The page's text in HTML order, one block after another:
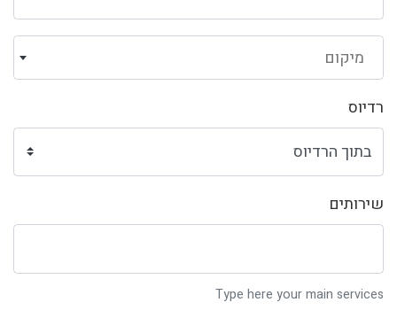
מיקום
רדיוס
שירותים
Type here your main services